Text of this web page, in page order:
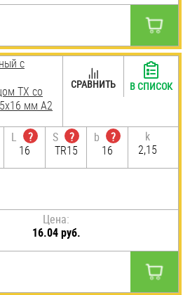
с
TX со
мм А2
L
?
16
S
?
TR15
b
?
16
k
2,15
Цена:
16.04 руб.
СРАВНИТЬ В СПИСОК